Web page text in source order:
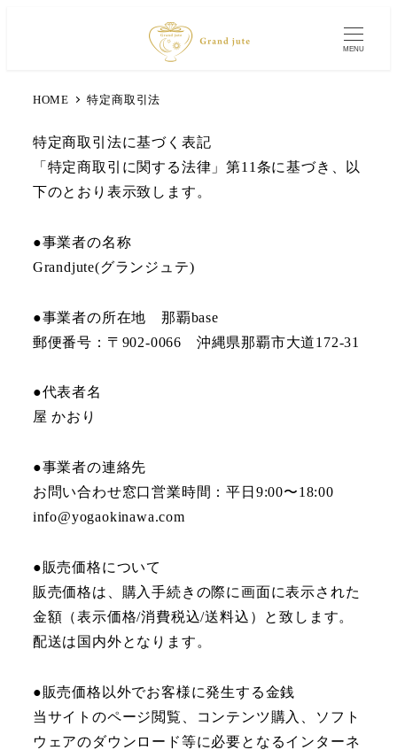
MENU
HOME 特定商取引法
特定商取引法に基づく表記
「特定商取引に関する法律」第11条に基づき、以
下のとおり表示致します。
●事業者の名称
Grandjute(グランジュテ)
●事業者の所在地 那覇base
郵便番号：〒902-0066 沖縄県那覇市大道172-31
●代表者名
屋 かおり
●事業者の連絡先
お問い合わせ窓口営業時間：平日9:00〜18:00
info@yogaokinawa.com
●販売価格について
販売価格は、購入手続きの際に画面に表示された
金額（表示価格/消費税込/送料込）と致します。
配送は国内外となります。
●販売価格以外でお客様に発生する金銭
当サイトのページ閲覧、コンテンツ購入、ソフト
ウェアのダウンロード等に必要となるインターネ